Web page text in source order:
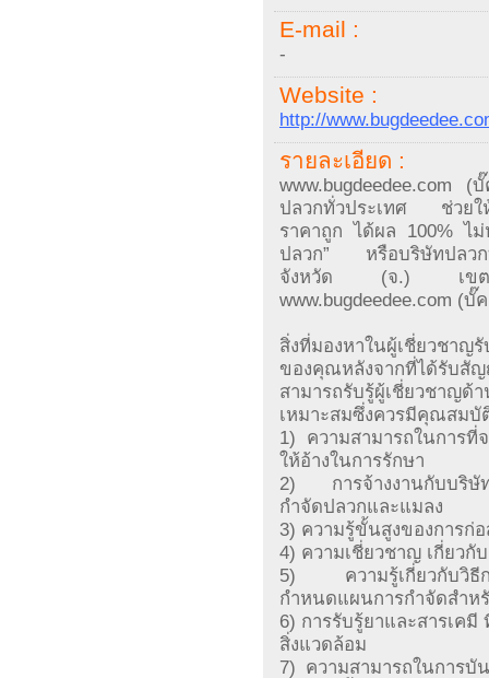
E-mail :
-
Website :
http://
รายละเอียด :
www.bugdeedee.com
ปลวกทั่วประเทศ ช่วยใ
ราคาถูก ได้ผล 100% ไ
ปลวก” หรือบริษัทปลวก
จังหวัด (จ.) เขตอ
www.bugdeedee.com (
สิ่งที่มองหาในผู้เชี่ยวชา
ของคุณหลังจากที่ได้รับสั
สามารถรับรู้ผู้เชี่ยวชาญด้
เหมาะสมซึ่งควรมีคุณสมบั
1) ความสามารถในการที่
ให้อ้างในการรักษา
2) การจ้างงานกับบริษัท
กำจัดปลวกและแมลง
3) ความรู้ขั้นสูงของการก่
4) ความเชี่ยวชาญ เกี่ยวกั
5) ความรู้เกี่ยวกับวิธีกา
กำหนดแผนการกำจัดสำ
6) การรับรู้ยาและสารเค
สิ่งแวดล้อม
7) ความสามารถในการบั